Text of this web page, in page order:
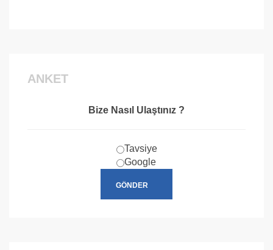
ANKET
Bize Nasıl Ulaştınız ?
Tavsiye
Google